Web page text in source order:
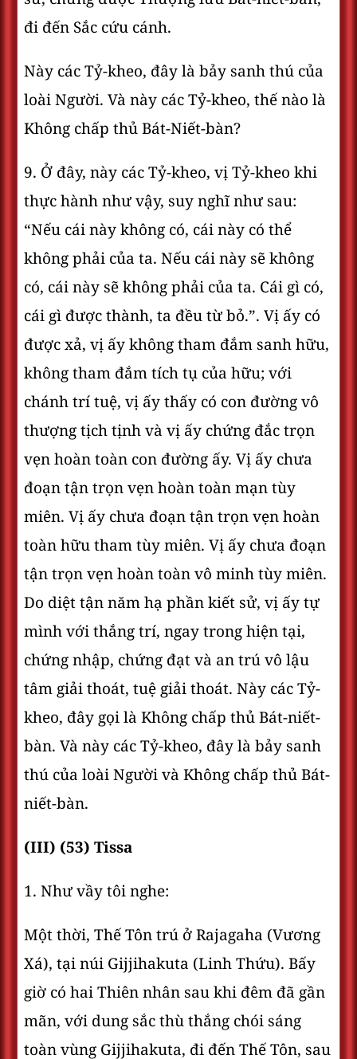
đi đến Sắc cứu cánh.
Này các Tỷ-kheo, đây là bảy sanh thú của
loài Người. Và này các Tỷ-kheo, thế nào là
Không chấp thủ Bát-Niết-bàn?
9. Ở đây, này các Tỷ-kheo, vị Tỷ-kheo khi
thực hành như vậy, suy nghĩ như sau:
“Nếu cái này không có, cái này có thể
không phải của ta. Nếu cái này sẽ không
có, cái này sẽ không phải của ta. Cái gì có,
cái gì được thành, ta đều từ bỏ.”. Vị ấy có
được xả, vị ấy không tham đắm sanh hữu,
không tham đắm tích tụ của hữu; với
chánh trí tuệ, vị ấy thấy có con đường vô
thượng tịch tịnh và vị ấy chứng đắc trọn
vẹn hoàn toàn con đường ấy. Vị ấy chưa
đoạn tận trọn vẹn hoàn toàn mạn tùy
miên. Vị ấy chưa đoạn tận trọn vẹn hoàn
toàn hữu tham tùy miên. Vị ấy chưa đoạn
tận trọn vẹn hoàn toàn vô minh tùy miên.
Do diệt tận năm hạ phần kiết sử, vị ấy tự
mình với thắng trí, ngay trong hiện tại,
chứng nhập, chứng đạt và an trú vô lậu
tâm giải thoát, tuệ giải thoát. Này các Tỷ-
kheo, đây gọi là Không chấp thủ Bát-niết-
bàn. Và này các Tỷ-kheo, đây là bảy sanh
thú của loài Người và Không chấp thủ Bát-
niết-bàn.
(III) (53) Tissa
1. Như vầy tôi nghe:
Một thời, Thế Tôn trú ở Rajagaha (Vương
Xá), tại núi Gijjihakuta (Linh Thứu). Bấy
giờ có hai Thiên nhân sau khi đêm đã gần
mãn, với dung sắc thù thắng chói sáng
toàn vùng Gijjihakuta, đi đến Thế Tôn, sau